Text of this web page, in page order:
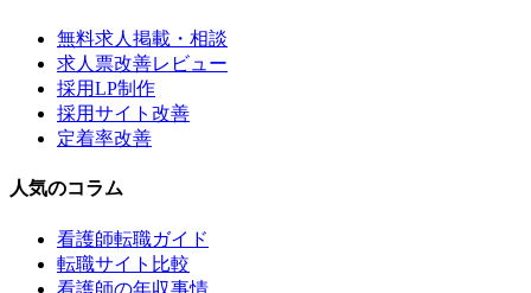
無料求人掲載・相談
求人票改善レビュー
採用LP制作
採用サイト改善
定着率改善
人気のコラム
看護師転職ガイド
転職サイト比較
看護師の年収事情